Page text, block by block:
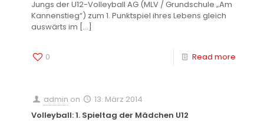
Jungs der U12-Volleyball AG (MLV / Grundschule „Am
Kannenstieg“) zum 1. Punktspiel ihres Lebens gleich
auswärts im […]
0 Read more
admin on
13. März 2014
Volleyball: 1. Spieltag der Mädchen U12